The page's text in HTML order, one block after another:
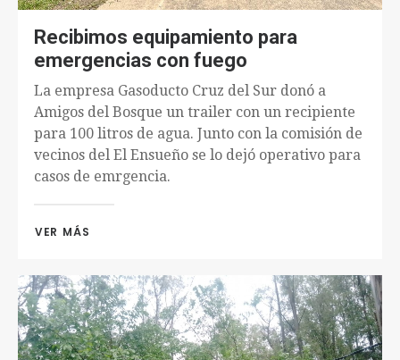
Recibimos equipamiento para
emergencias con fuego
La empresa Gasoducto Cruz del Sur donó a
Amigos del Bosque un trailer con un recipiente
para 100 litros de agua. Junto con la comisión de
vecinos del El Ensueño se lo dejó operativo para
casos de emrgencia.
VER MÁS